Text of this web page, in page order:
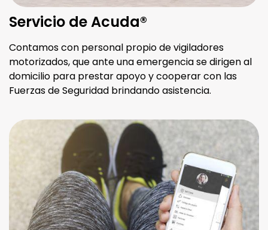
Servicio de Acuda®
Contamos con personal propio de vigiladores
motorizados, que ante una emergencia se dirigen al
domicilio para prestar apoyo y cooperar con las
Fuerzas de Seguridad brindando asistencia.